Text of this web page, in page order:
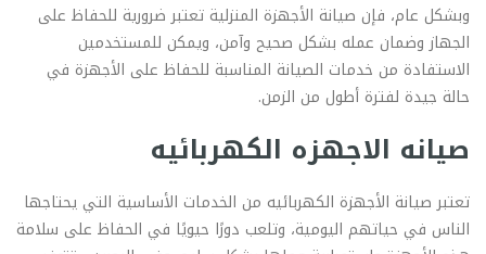
وبشكل عام، فإن صيانة الأجهزة المنزلية تعتبر ضرورية للحفاظ على
الجهاز وضمان عمله بشكل صحيح وآمن، ويمكن للمستخدمين
الاستفادة من خدمات الصيانة المناسبة للحفاظ على الأجهزة في
حالة جيدة لفترة أطول من الزمن.
صيانه الاجهزه الكهربائيه
تعتبر صيانة الأجهزة الكهربائيه من الخدمات الأساسية التي يحتاجها
الناس في حياتهم اليومية، وتلعب دورًا حيويًا في الحفاظ على سلامة